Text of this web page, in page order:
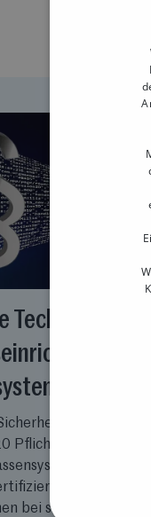
(TSE)
Pflicht. Jedes
in
TSE nutzen,
bei